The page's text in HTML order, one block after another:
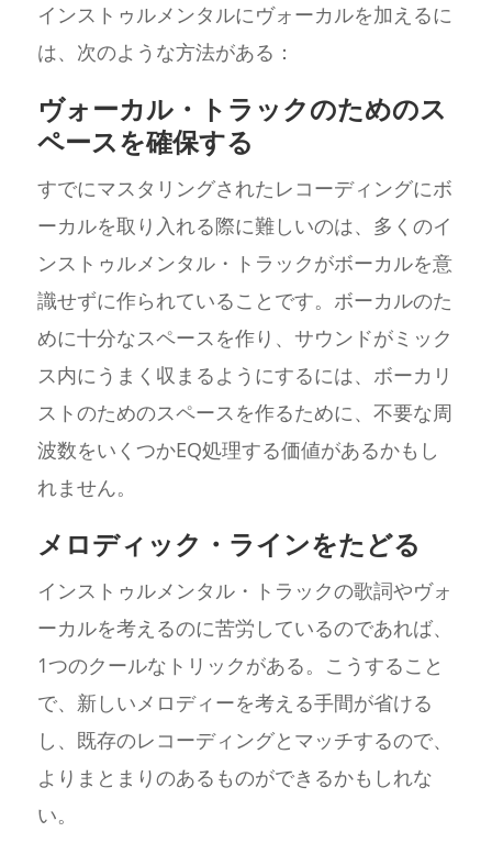
インストゥルメンタルにヴォーカルを加えるに
は、次のような方法がある：
ヴォーカル・トラックのためのス
ペースを確保する
すでにマスタリングされたレコーディングにボ
ーカルを取り入れる際に難しいのは、多くのイ
ンストゥルメンタル・トラックがボーカルを意
識せずに作られていることです。ボーカルのた
めに十分なスペースを作り、サウンドがミック
ス内にうまく収まるようにするには、ボーカリ
ストのためのスペースを作るために、不要な周
波数をいくつかEQ処理する価値があるかもし
れません。
メロディック・ラインをたどる
インストゥルメンタル・トラックの歌詞やヴォ
ーカルを考えるのに苦労しているのであれば、
1つのクールなトリックがある。こうすること
で、新しいメロディーを考える手間が省ける
し、既存のレコーディングとマッチするので、
よりまとまりのあるものができるかもしれな
い。